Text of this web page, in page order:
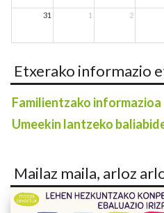
31 1 2
Etxerako informazio
Familientzako informazioa
Umeekin lantzeko
Mailaz maila, arloz